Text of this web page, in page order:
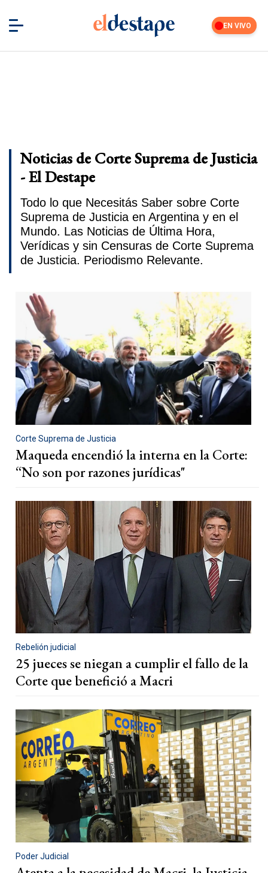
EN VIVO
Noticias de Corte Suprema de Justicia
- El Destape
Todo lo que Necesitás Saber sobre Corte
Suprema de Justicia en Argentina y en el
Mundo. Las Noticias de Última Hora,
Verídicas y sin Censuras de Corte Suprema
de Justicia. Periodismo Relevante.
Corte Suprema de Justicia
Maqueda encendió la interna en la Corte:
“No son por razones jurídicas"
Rebelión judicial
25 jueces se niegan a cumplir el fallo de la
Corte que benefició a Macri
Poder Judicial